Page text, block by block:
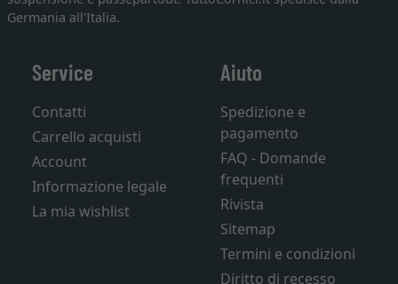
Germania all'Italia.
Service
Contatti
Carrello acquisti
Account
Informazione legale
La mia wishlist
Aiuto
Spedizione e
pagamento
FAQ - Domande
frequenti
Rivista
Sitemap
Termini e condizioni
Diritto di recesso